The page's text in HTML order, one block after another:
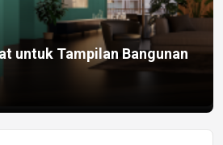
untuk Tampilan Bangunan